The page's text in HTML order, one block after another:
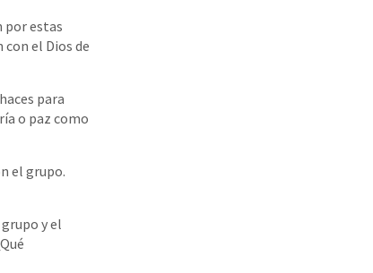
por estas
con el Dios de
para
o paz como
el grupo.
y el